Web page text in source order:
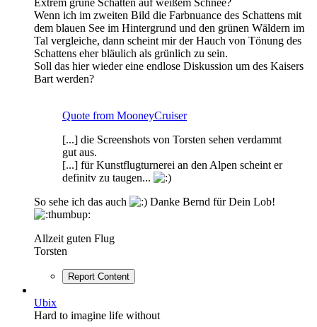
Wenn ich im zweiten Bild die Farbnuance des Schattens mit
dem blauen See im Hintergrund und den grünen Wäldern im
Tal vergleiche, dann scheint mir der Hauch von Tönung des
Schattens eher bläulich als grünlich zu sein.
Soll das hier wieder eine endlose Diskussion um des Kaisers
Bart werden?
Quote from MooneyCruiser
[...] die Screenshots von Torsten sehen verdammt
gut aus.
[...] für Kunstflugturnerei an den Alpen scheint er
definitv zu taugen...
So sehe ich das auch
Danke Bernd für Dein Lob!
Allzeit guten Flug
Torsten
Report Content
Ubix
Hard to imagine life without